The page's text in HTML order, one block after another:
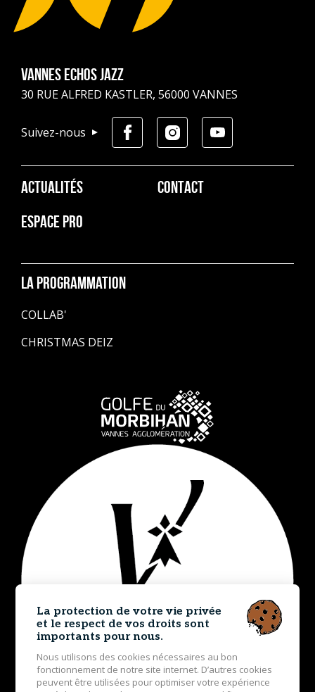
Vannes Echos Jazz
30 RUE ALFRED KASTLER, 56000 VANNES
Suivez-nous
Pied
de
ACTUALITÉS CONTACT
ESPACE PRO
La programmation
COLLAB'
CHRISTMAS DEIZ
La protection de votre vie privée
et le respect de vos droits sont
importants pour nous.
Nous utilisons des cookies nécessaires au bon
fonctionnement de notre site internet. D’autres cookies
peuvent être utilisées pour optimiser votre expérience